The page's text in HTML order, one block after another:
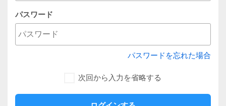
パスワード
パスワードを忘れた場合
次回から入力を省略する